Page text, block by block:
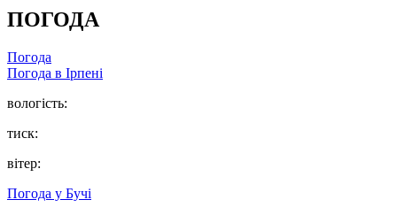
ПОГОДА
Погода
Погода в Ірпені
вологість:
тиск:
вітер:
Погода у Бучі